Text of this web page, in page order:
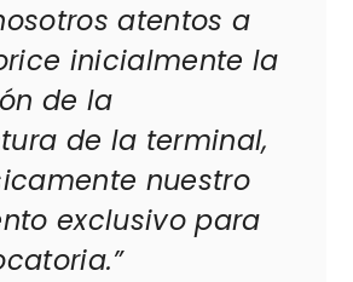
atentos a
inicialmente la
de la
de la terminal,
nuestro
exclusivo para